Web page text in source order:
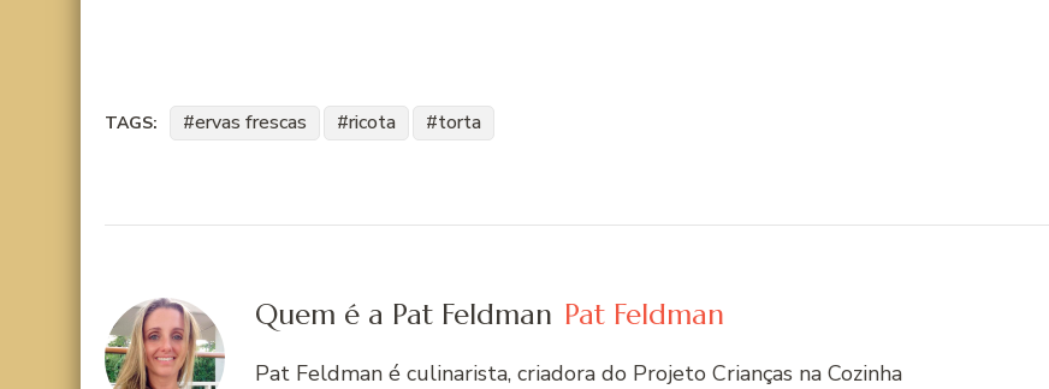
TAGS: ervas frescas ricota torta
Quem é a Pat Feldman Pat Feldman
Pat Feldman é culinarista, criadora do Projeto Crianças na Cozinha